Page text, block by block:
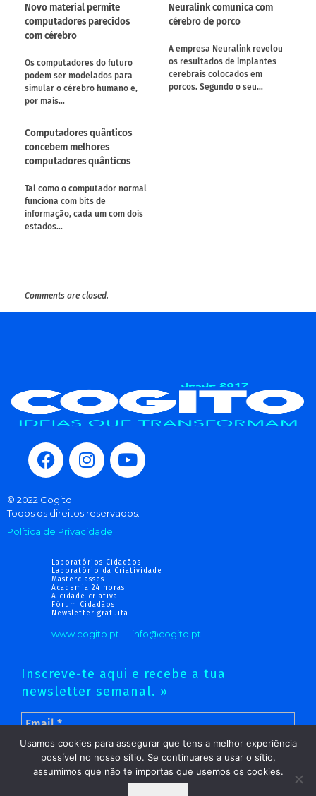
Novo material permite
computadores parecidos
com cérebro
Os computadores do futuro
podem ser modelados para
simular o cérebro humano e,
por mais…
Neuralink comunica com
cérebro de porco
A empresa Neuralink revelou
os resultados de implantes
cerebrais colocados em
porcos. Segundo o seu…
Computadores quânticos
concebem melhores
computadores quânticos
Tal como o computador normal
funciona com bits de
informação, cada um com dois
estados…
Comments are closed.
© 2022 Cogito
Todos os direitos reservados.
Política de Privacidade
Laboratórios Cidadãos
Laboratório da Criatividade
Masterclasses
Academia 24 horas
A cidade criativa
Fórum Cidadãos
Newsletter gratuita
www.cogito.pt info@cogito.pt
Inscreve-te aqui e recebe a tua
newsletter semanal. »
Usamos cookies para assegurar que tens a melhor experiência
possível no nosso sítio. Se continuares a usar o sítio,
assumimos que não te importas que usemos os cookies.